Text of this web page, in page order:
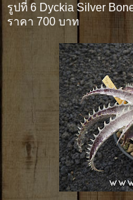
รูปที่ 6 Dyckia Silver
ราคา 700 บาท